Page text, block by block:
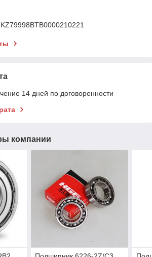
14 дней по договоренности
компании